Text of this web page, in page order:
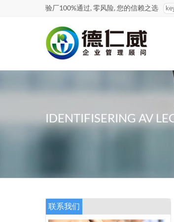
验厂100%通过, 零风险, 您的信赖之选
IDENTIFISERING AV
联系我们